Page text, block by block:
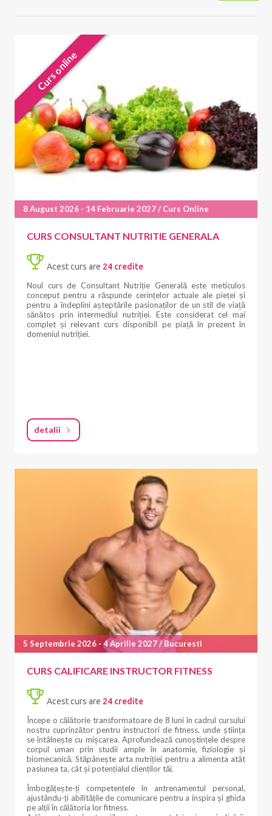
8 August 2026 - 14 Februarie 2027 / Curs Online
CURS CONSULTANT NUTRITIE GENERALA
Acest curs are 24 credite
Noul curs de Consultant Nutriție Generală este meticulos
conceput pentru a răspunde cerințelor actuale ale pieței și
pentru a îndeplini așteptările pasionaților de un stil de viață
sănătos prin intermediul nutriției. Este considerat cel mai
complet și relevant curs disponibil pe piață în prezent în
domeniul nutriției.
detalii
5 Septembrie 2026 - 4 Aprilie 2027 / Bucuresti
CURS CALIFICARE INSTRUCTOR FITNESS
Acest curs are 24 credite
Începe o călătorie transformatoare de 8 luni în cadrul cursului
nostru cuprinzător pentru instructori de fitness, unde știința
se întâlnește cu mișcarea. Aprofundează cunoștințele despre
corpul uman prin studii ample în anatomie, fiziologie și
biomecanică. Stăpânește arta nutriției pentru a alimenta atât
pasiunea ta, cât și potențialul clienților tăi.
Îmbogățește-ți competențele în antrenamentul personal,
ajustându-ți abilitățile de comunicare pentru a inspira și ghida
pe alții în călătoria lor fitness.